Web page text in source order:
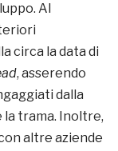
Al
circa la data di
, asserendo
dalla
la trama. Inoltre,
altre aziende